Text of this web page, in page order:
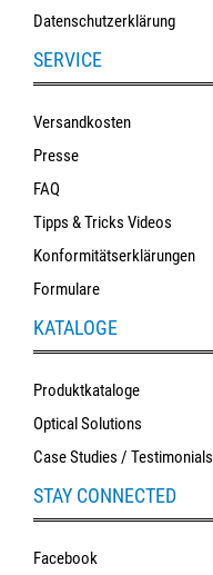
Datenschutzerklärung
SERVICE
Versandkosten
Presse
FAQ
Tipps & Tricks Videos
Konformitätserklärungen
Formulare
KATALOGE
Produktkataloge
Optical Solutions
Case Studies / Testimonials
STAY CONNECTED
Facebook